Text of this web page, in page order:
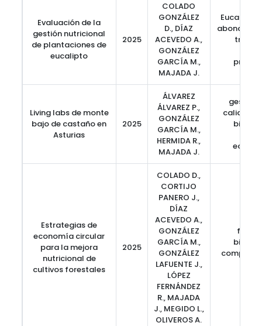
Evaluación de la
gestión nutricional
de plantaciones de
eucalipto
2025
COLADO
GONZÁLEZ
D., DÍAZ
ACEVEDO A.,
GONZÁLEZ
GARCÍA M.,
MAJADA J.
abonado,
Living labs de monte
bajo de castaño en
Asturias
2025
ÁLVAREZ
ÁLVAREZ P.,
GONZÁLEZ
GARCÍA M.,
HERMIDA R.,
MAJADA J.
gestión
calidad
Estrategias de
economía circular
para la mejora
nutricional de
cultivos forestales
2025
COLADO D.,
CORTIJO
PANERO J.,
DÍAZ
ACEVEDO A.,
GONZÁLEZ
GARCÍA M.,
GONZÁLEZ
LAFUENTE J.,
LÓPEZ
FERNÁNDEZ
R., MAJADA
J., MEGIDO L.,
OLIVEROS A.
compost,